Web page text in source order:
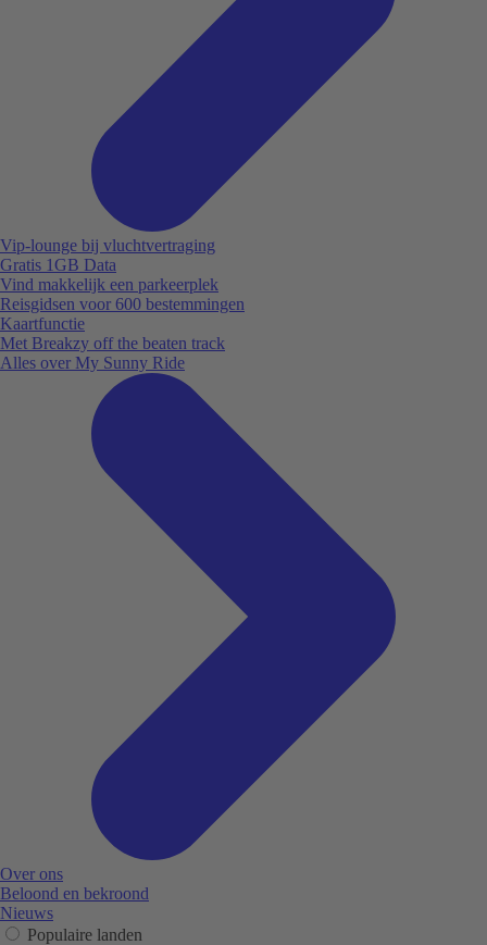
Vip-lounge bij vluchtvertraging
Gratis 1GB Data
Vind makkelijk een parkeerplek
Reisgidsen voor 600 bestemmingen
Kaartfunctie
Met Breakzy off the beaten track
Alles over My Sunny Ride
Over ons
Beloond en bekroond
Nieuws
Populaire landen